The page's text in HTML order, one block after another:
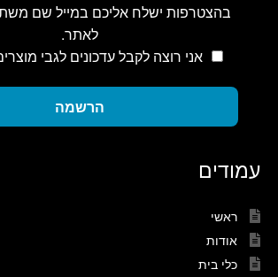
בהצטרפות ישלח אליכם במייל שם
לאתר.
אני רוצה לקבל עדכונים לגבי
הרשמה
עמודים
ראשי
אודות
כלי בית